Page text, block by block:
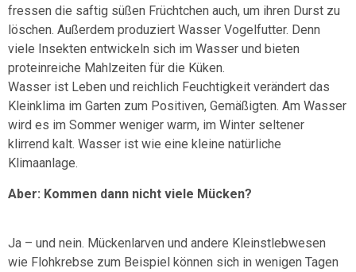
fressen die saftig süßen Früchtchen auch, um ihren Durst zu
löschen. Außerdem produziert Wasser Vogelfutter. Denn
viele Insekten entwickeln sich im Wasser und bieten
proteinreiche Mahlzeiten für die Küken.
Wasser ist Leben und reichlich Feuchtigkeit verändert das
Kleinklima im Garten zum Positiven, Gemäßigten. Am Wasser
wird es im Sommer weniger warm, im Winter seltener
klirrend kalt. Wasser ist wie eine kleine natürliche
Klimaanlage.
Aber: Kommen dann nicht viele Mücken?
Ja – und nein. Mückenlarven und andere Kleinstlebwesen
wie Flohkrebse zum Beispiel können sich in wenigen Tagen